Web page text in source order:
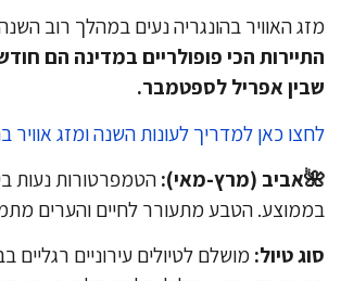
האוויר בהונגריה נעים במהלך רוב השנה.
הכי פופולריים במדינה הם חודשי
אפריל לספטמבר.
כאן למדריך לעונות השנה ומזג אוויר
(מרץ-מאי):
הטבע מתעורר לחיים והערים
טיול:מושלם לטיולים עירוניים רגליים